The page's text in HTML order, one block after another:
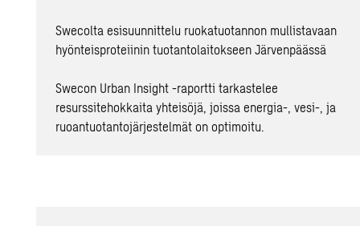
Swecolta esisuunnittelu ruokatuotannon mullistavaan
hyönteisproteiinin tuotantolaitokseen Järvenpäässä
Swecon Urban Insight -raportti tarkastelee
resurssitehokkaita yhteisöjä, joissa energia-, vesi-, ja
ruoantuotantojärjestelmät on optimoitu.